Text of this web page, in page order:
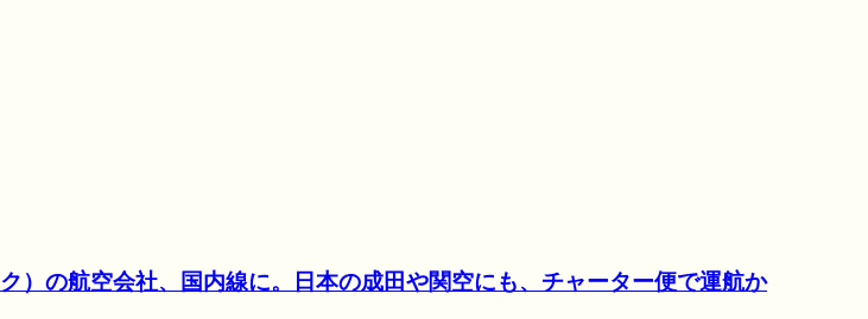
）の航空会社、国内線に。日本の成田や関空にも、チャーター便で運航か